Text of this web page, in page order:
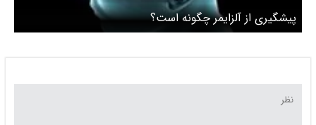
پیشگیری از آلزایمر چگونه است؟